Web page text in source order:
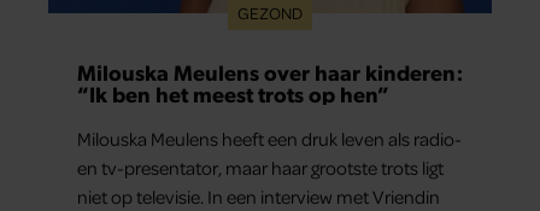
GEZOND
Milouska Meulens over haar kinderen:
“Ik ben het meest trots op hen”
Milouska Meulens heeft een druk leven als radio-
en tv-presentator, maar haar grootste trots ligt
niet op televisie. In een interview met Vriendin